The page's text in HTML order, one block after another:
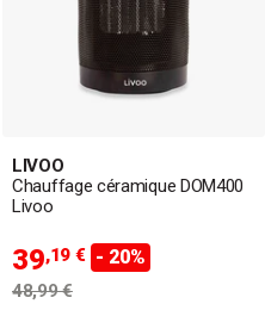
LIVOO
Chauffage céramique DOM400
Livoo
39,19 € - 20%
48,99 €